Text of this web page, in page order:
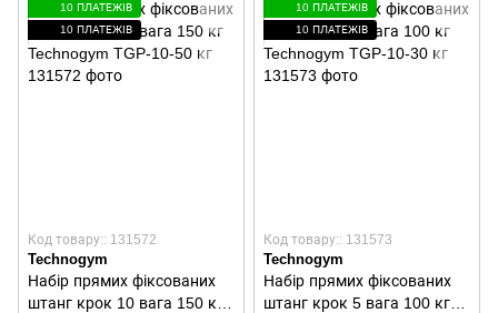
10 ПЛАТЕЖІВ
10 ПЛАТЕЖІВ
Код товару:: 131572
Technogym
Набір прямих фіксованих
штанг крок 10 вага 150 кг
10 ПЛАТЕЖІВ
10 ПЛАТЕЖІВ
Код товару:: 131573
Technogym
Набір прямих фіксованих
штанг крок 5 вага 100 кг